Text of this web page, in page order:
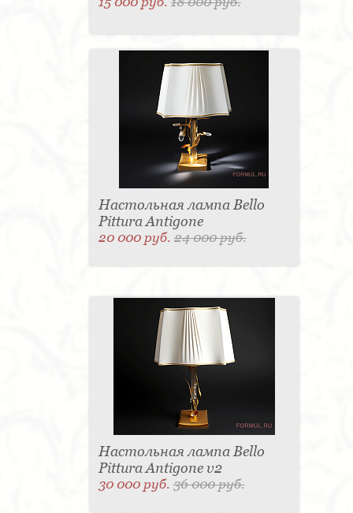
Настольная лампа Bello
Pittura Antigone
20 000 руб.24 000 руб.
Настольная лампа Bello
Pittura Antigone v2
30 000 руб.36 000 руб.